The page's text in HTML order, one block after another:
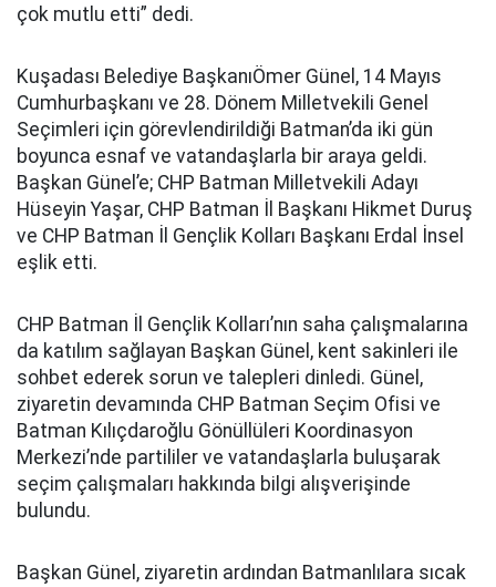
çok mutlu etti” dedi.
Kuşadası Belediye BaşkanıÖmer Günel, 14 Mayıs
Cumhurbaşkanı ve 28. Dönem Milletvekili Genel
Seçimleri için görevlendirildiği Batman’da iki gün
boyunca esnaf ve vatandaşlarla bir araya geldi.
Başkan Günel’e; CHP Batman Milletvekili Adayı
Hüseyin Yaşar, CHP Batman İl Başkanı Hikmet Duruş
ve CHP Batman İl Gençlik Kolları Başkanı Erdal İnsel
eşlik etti.
CHP Batman İl Gençlik Kolları’nın saha çalışmalarına
da katılım sağlayan Başkan Günel, kent sakinleri ile
sohbet ederek sorun ve talepleri dinledi. Günel,
ziyaretin devamında CHP Batman Seçim Ofisi ve
Batman Kılıçdaroğlu Gönüllüleri Koordinasyon
Merkezi’nde partililer ve vatandaşlarla buluşarak
seçim çalışmaları hakkında bilgi alışverişinde
bulundu.
Başkan Günel, ziyaretin ardından Batmanlılara sıcak